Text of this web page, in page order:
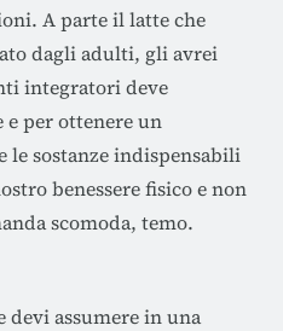
A parte il latte che
dagli adulti, gli avrei
integratori deve
e per ottenere un
sostanze indispensabili
benessere fisico e non
scomoda, temo.
assumere in una